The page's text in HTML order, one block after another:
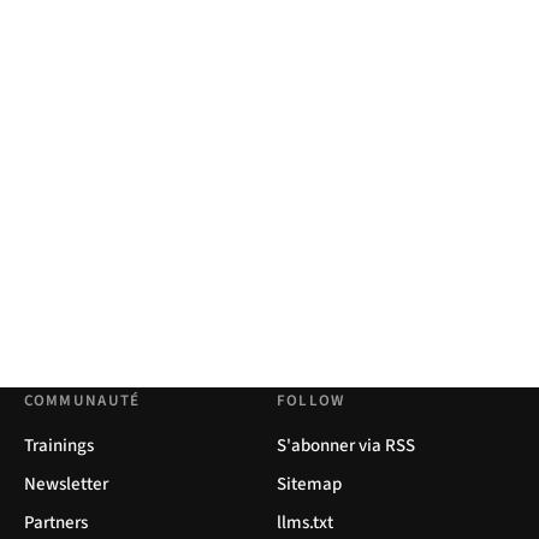
COMMUNAUTÉ
Trainings
Newsletter
Partners
FOLLOW
S'abonner via RSS
Sitemap
llms.txt